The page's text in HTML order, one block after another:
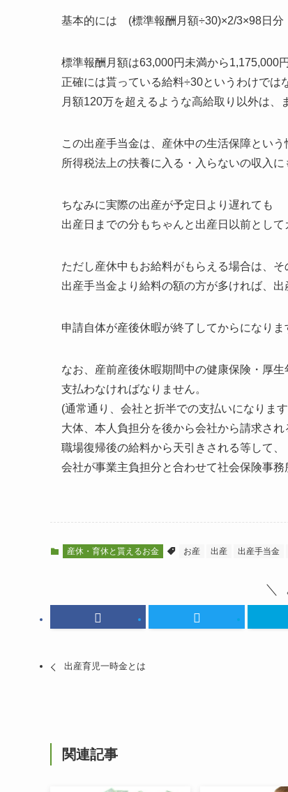
基本的には (標準報酬月額÷30)×2/3×98日分
標準報酬月額は63,000円未満から1,175,000
正確には貰っている給料÷30というわけでは
月額120万を超えるような高給取り以外は、
この出産手当金は、産休中の生活保障とい
所得税法上の扶養に入る・入らないの収入に
ちなみに実際の出産が予定日より遅れても
出産日までの分もちゃんと出産日以前として
ただし産休中もお給料がもらえる場合は、そ
出産手当金より給料の額の方が多ければ、出
申請自体が産後休暇が終了してからになりま
なお、産前産後休暇期間中の健康保険・厚
支払わなければなりません。
(通常通り、会社と折半での支払いになりま
大体、本人負担分を後から会社から請求され
職場復帰後の給料から天引きされる等して、
会社が事業主負担分と合わせて社会保険事務
産休・育休と貰えるお金 お産 出産 出産手当金
出産育児一時金とは
関連記事